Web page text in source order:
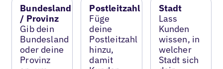
Bundesland
/ Provinz
Gib dein
Bundesland
oder deine
Provinz
Postleitzahl
Füge
deine
Postleitzahl
hinzu,
damit
Stadt
Lass
Kunden
wissen, in
welcher
Stadt sich